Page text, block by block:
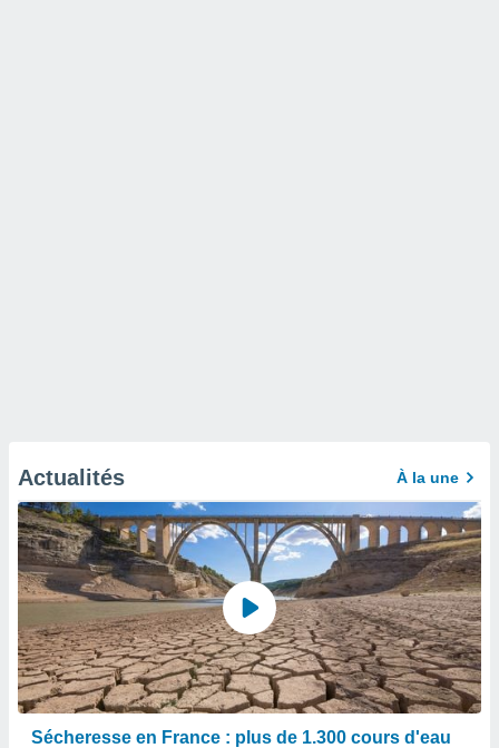
Actualités À la une
Sécheresse en France : plus de 1.300 cours d'eau